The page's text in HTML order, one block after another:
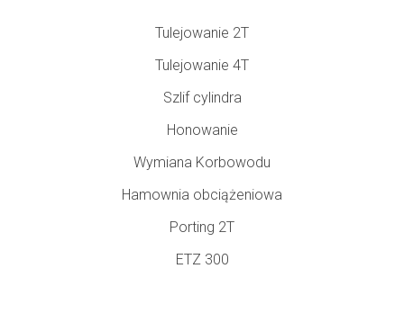
Tulejowanie 2T
Tulejowanie 4T
Szlif cylindra
Honowanie
Wymiana Korbowodu
Hamownia obciążeniowa
Porting 2T
ETZ 300